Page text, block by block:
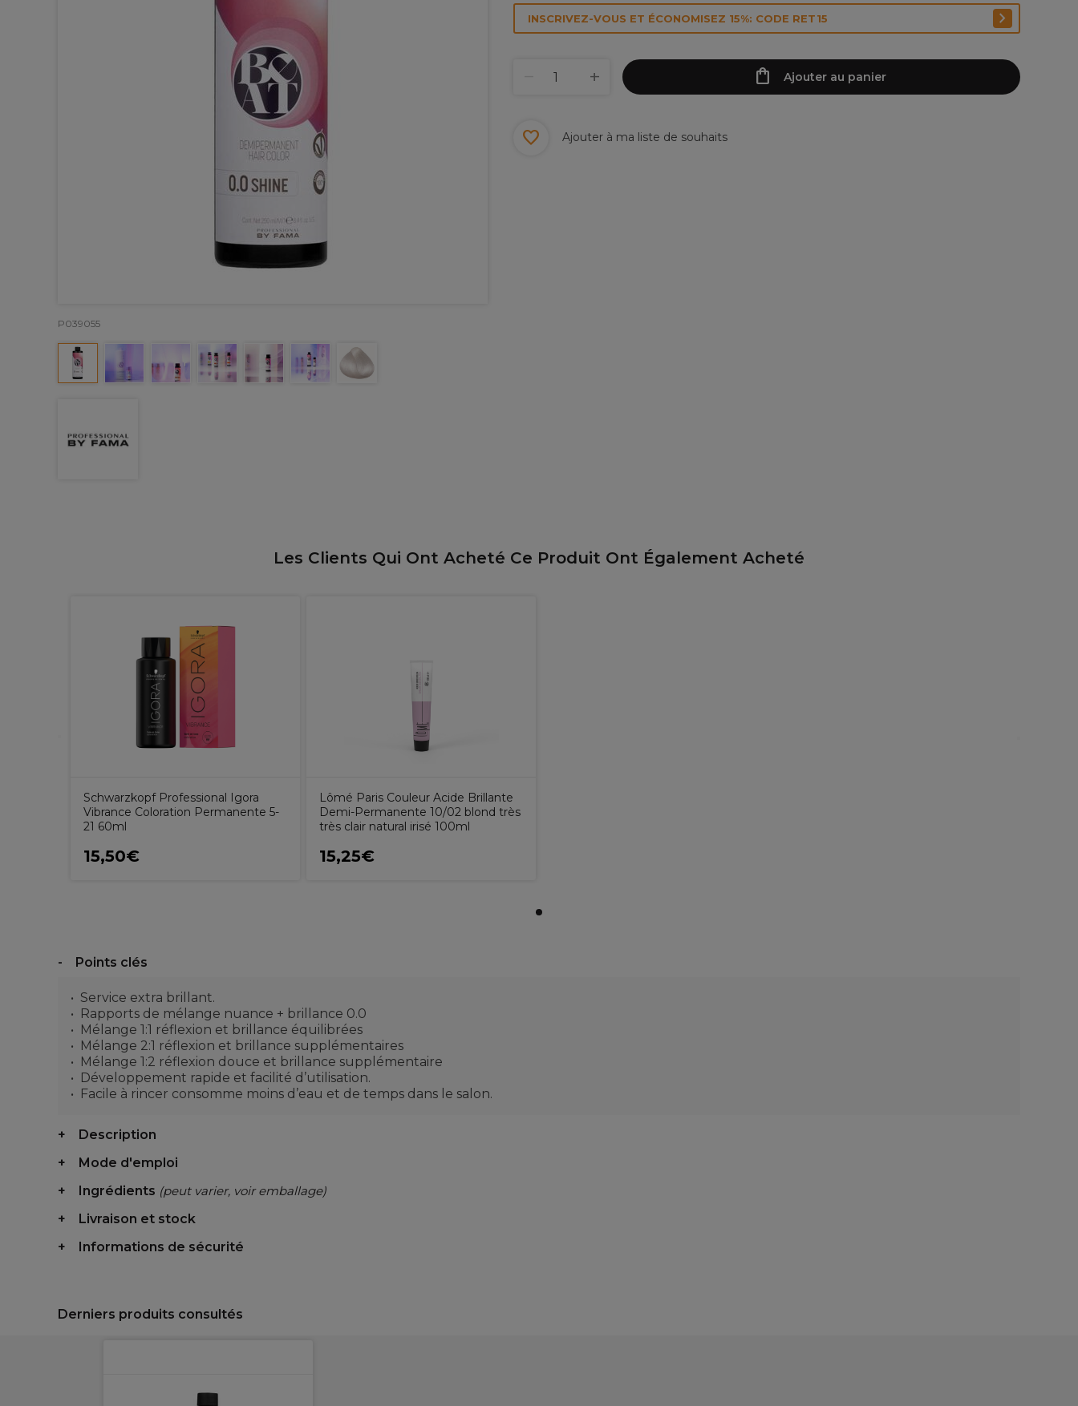
P039055
INSCRIVEZ-VOUS ET ÉCONOMISEZ 15%: CODE RET15
Ajouter au panier
Ajouter à ma liste de souhaits
Les Clients Qui Ont Acheté Ce Produit Ont Également Acheté
Schwarzkopf Professional Igora
Vibrance Coloration Permanente 5-
21 60ml
15,50€
Lômé Paris Couleur Acide Brillante
Demi-Permanente 10/02 blond très
très clair natural irisé 100ml
15,25€
Points clés
Service extra brillant.
Rapports de mélange nuance + brillance 0.0
Mélange 1:1 réflexion et brillance équilibrées
Mélange 2:1 réflexion et brillance supplémentaires
Mélange 1:2 réflexion douce et brillance supplémentaire
Développement rapide et facilité d’utilisation.
Facile à rincer consomme moins d’eau et de temps dans le salon.
Description
Mode d'emploi
Ingrédients (peut varier, voir emballage)
Livraison et stock
Informations de sécurité
Derniers produits consultés